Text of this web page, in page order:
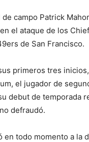
de campo Patrick
el ataque de los
de San Francisco.
primeros tres
el jugador de
debut de temporada
defraudó.
en todo momento a la